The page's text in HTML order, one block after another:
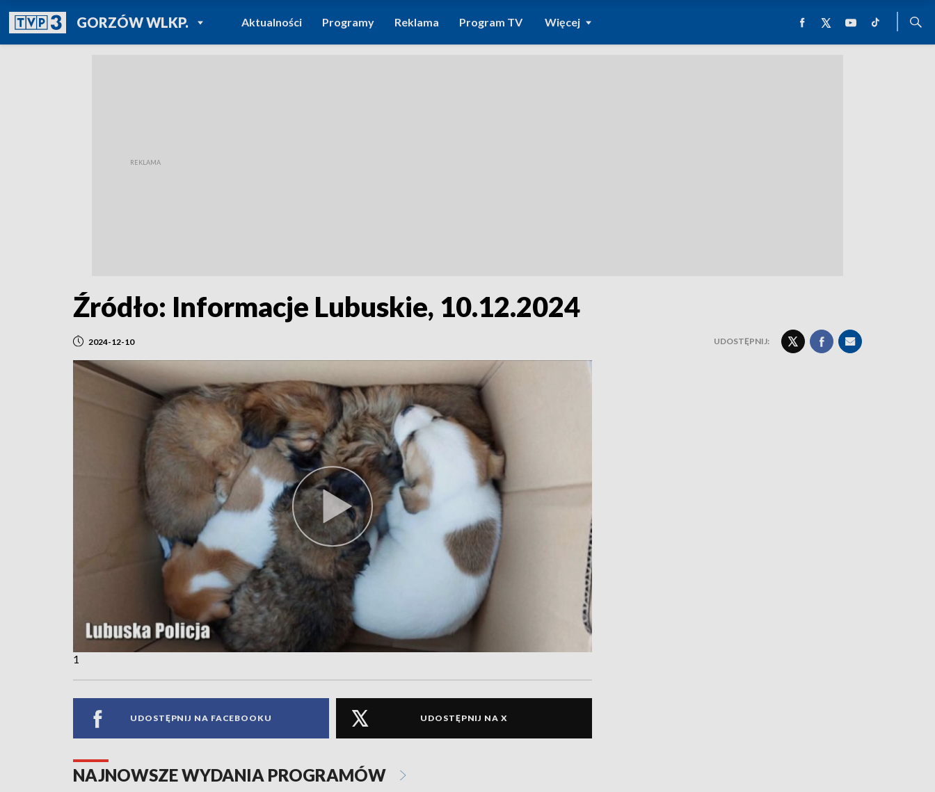
GORZÓW WLKP.POWRÓT DO
TVP REGIONY
Aktualności Programy Reklama Program TV Więcej
Źródło: Informacje Lubuskie, 10.12.2024
2024-12-10 UDOSTĘPNIJ:
1
UDOSTĘPNIJ NA FACEBOOKU UDOSTĘPNIJ NA X
NAJNOWSZE WYDANIA PROGRAMÓW